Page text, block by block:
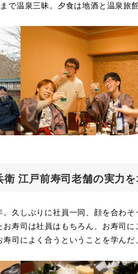
で温泉三昧。夕食は地酒と温泉旅
江戸前寿司老舗の実力
久しぶりに社員一同、顔を合わ
寿司は社員はもちろん、お寿司
寿司によく合うということを学ん